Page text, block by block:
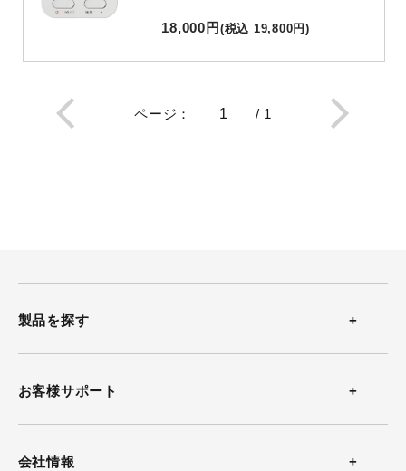
18,000 円 (税込 19,800円)
ページ ： / 1
会社情報
お客様サポート
製品を探す
温度計